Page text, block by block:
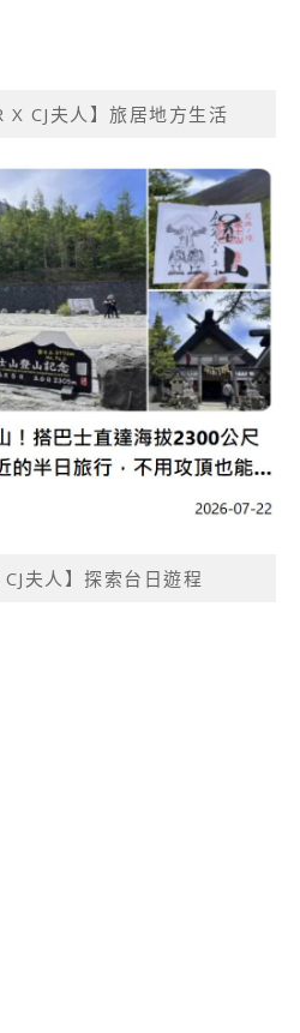
X CJ夫人】旅居地方生活
夫人】探索台日遊程